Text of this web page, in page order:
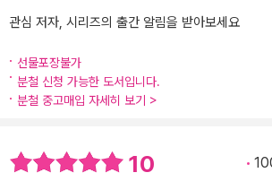
관심 저자, 시리즈의 출간 알림을 받아보세요
선물포장불가
분철 신청 가능한 도서입니다.
분철 중고매입 자세히 보기 >
10